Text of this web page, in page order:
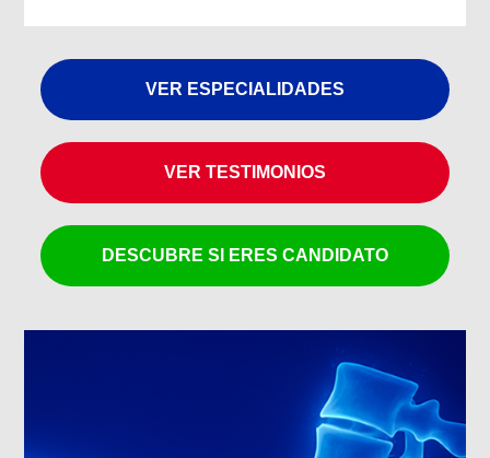
VER ESPECIALIDADES
VER TESTIMONIOS
DESCUBRE SI ERES CANDIDATO